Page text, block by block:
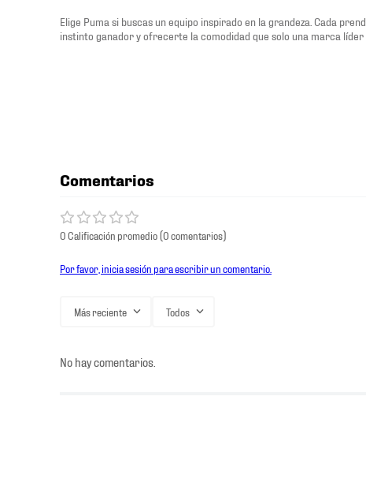
Elige Puma si buscas un equipo inspirado en la grandeza. Cada
instinto ganador y ofrecerte la comodidad que solo una marca líder
Comentarios
0 Calificación promedio(0 comentarios)
Por favor, inicia sesión para escribir un comentario.
Más reciente Todos
No hay comentarios.